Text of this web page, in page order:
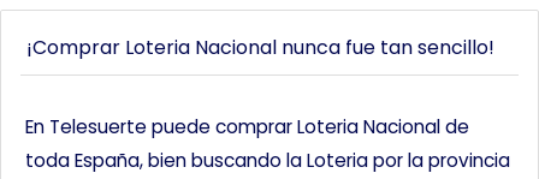
¡Comprar Loteria Nacional nunca fue tan sencillo!
En Telesuerte puede comprar Loteria Nacional de
toda España, bien buscando la Loteria por la provincia